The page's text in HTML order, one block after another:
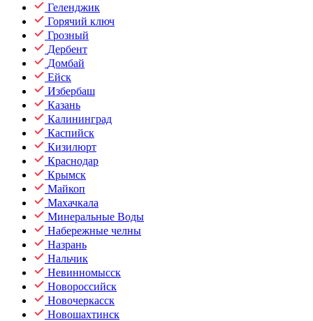
Геленджик
Горячий ключ
Грозный
Дербент
Домбай
Ейск
Избербаш
Казань
Калининград
Каспийск
Кизилюрт
Краснодар
Крымск
Майкоп
Махачкала
Минеральные Воды
Набережные челны
Назрань
Нальчик
Невинномысск
Новороссийск
Новочеркасск
Новошахтинск